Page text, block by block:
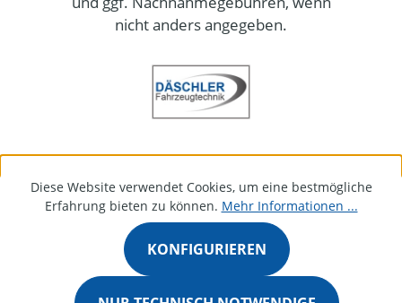
nicht anders angegeben.
Diese Website verwendet Cookies, um eine bestmögliche
Erfahrung bieten zu können. Mehr Informationen ...
KONFIGURIEREN